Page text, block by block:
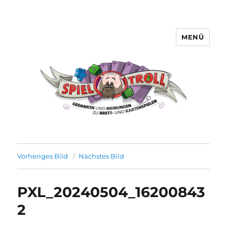
MENÜ
Vorheriges Bild Nächstes Bild
PXL_20240504_16200843
2